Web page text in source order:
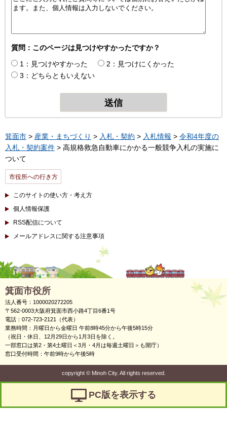
質問：このページは見つけやすかったですか？
1：見つけやすかった
2：見つけにくかった
3：どちらともいえない
箕面市 > 産業・まちづくり > 入札・契約 > 入札情報 > 令和4年度の
入札・契約案件 > 高規格救急自動車にかかる一般競争入札の実施に
ついて
市役所への行き方
このサイトの使い方・考え方
個人情報保護
RSS配信について
メールアドレスに関する注意事項
箕面市役所
法人番号：1000020272205
〒562-0003大阪府箕面市西小路4丁目6番1号
電話：072-723-2121（代表）
業務時間：月曜日から金曜日 午前8時45分から午後5時15分
（祝日・休日、12月29日から1月3日を除く。
一部窓口は第2・第4土曜日＜3月・4月は毎週土曜日＞も開庁）
窓口受付時間：午前9時から午後5時
copyright ©Minoh City. All rights reserved.
PC版を表示する